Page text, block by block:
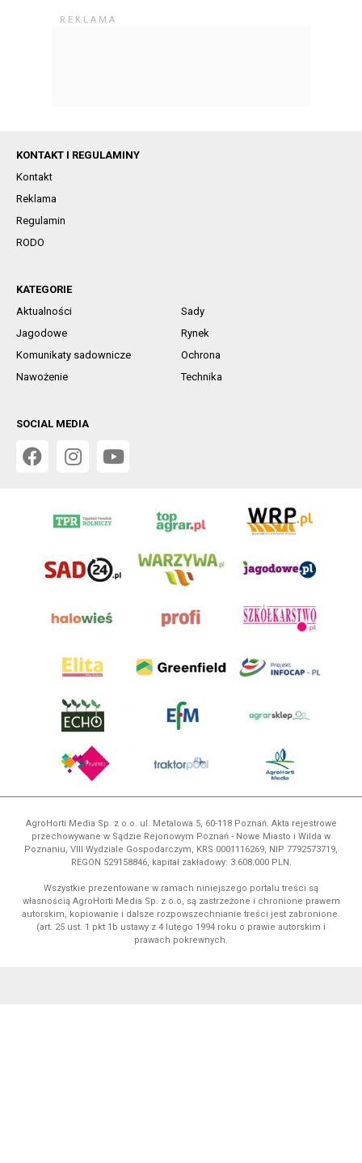
KONTAKT I REGULAMINY
Kontakt
Reklama
Regulamin
RODO
KATEGORIE
Aktualności
Sady
Jagodowe
Rynek
Komunikaty sadownicze
Ochrona
Nawożenie
Technika
SOCIAL MEDIA
AgroHorti Media Sp. z o.o. ul. Metalowa 5, 60-118 Poznań. Akta rejestrowe
przechowywane w Sądzie Rejonowym Poznań - Nowe Miasto i Wilda w
Poznaniu, VIII Wydziale Gospodarczym, KRS 0001116269, NIP 7792573719,
REGON 529158846, kapitał zakładowy: 3.608.000 PLN.
Wszystkie prezentowane w ramach niniejszego portalu treści są
własnością AgroHorti Media Sp. z o.o, są zastrzeżone i chronione prawem
autorskim, kopiowanie i dalsze rozpowszechnianie treści jest zabronione.
(art. 25 ust. 1 pkt 1b ustawy z 4 lutego 1994 roku o prawie autorskim i
prawach pokrewnych.